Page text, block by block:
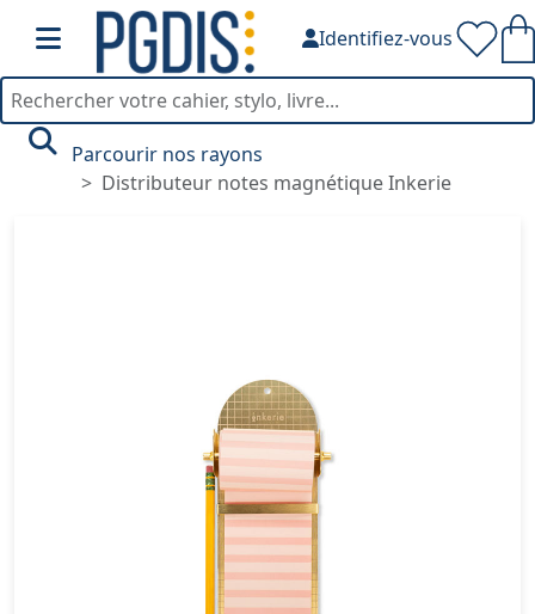
Identifiez-vous
Parcourir nos rayons
Distributeur notes magnétique Inkerie